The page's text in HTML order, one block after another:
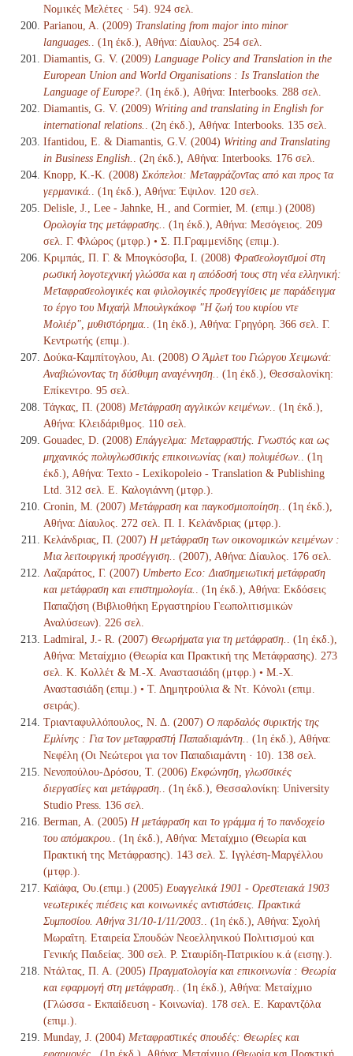
Νομικές Μελέτες · 54). 924 σελ.
Parianou, A. (2009) Translating from major into minor
languages.
. (1η έκδ.), Αθήνα: Δίαυλος. 254 σελ.
Diamantis, G. V. (2009) Language Policy and Translation in the
European Union and World Organisations : Is Translation the
Language of Europe? . (1η έκδ.), Αθήνα: Interbooks. 288 σελ.
Diamantis, G. V. (2009) Writing and translating in English for
international relations.
. (2η έκδ.), Αθήνα: Interbooks. 135 σελ.
Ifantidou, Ε. & Diamantis, G.V. (2004) Writing and Translating
in Business English.
. (2η έκδ.), Αθήνα: Interbooks. 176 σελ.
Knopp, K.-K. (2008) Σκόπελοι: Μεταφράζοντας από και προς τα
γερμανικά.
. (1η έκδ.), Αθήνα: Έψιλον. 120 σελ.
Delisle, J., Lee - Jahnke, H., and Cormier, M. (επιμ.) (2008)
Ορολογία της μετάφρασης.
. (1η έκδ.), Αθήνα: Μεσόγειος. 209
σελ. Γ. Φλώρος (μτφρ.) • Σ. Π.Γραμμενίδης (επιμ.).
Κριμπάς, Π. Γ. & Μπογκόσοβα, Ι. (2008) Φρασεολογισμοί στη
ρωσική λογοτεχνική γλώσσα και η απόδοσή τους στη νέα ελληνική:
Μεταφρασεολογικές και φιλολογικές προσεγγίσεις με παράδειγμα
το έργο του Μιχαήλ Μπουλγκάκοφ "Η ζωή του κυρίου ντε
Μολιέρ", μυθιστόρημα.
. (1η έκδ.), Αθήνα: Γρηγόρη. 366 σελ. Γ.
Κεντρωτής (επιμ.).
Δούκα-Καμπίτογλου, Αι. (2008) Ο Άμλετ του Γιώργου Χειμωνά:
Αναβιώνοντας τη δύσθυμη αναγέννηση.
. (1η έκδ.), Θεσσαλονίκη:
Επίκεντρο. 95 σελ.
Τάγκας, Π. (2008) Μετάφραση αγγλικών κειμένων.
. (1η έκδ.),
Αθήνα: Κλειδάριθμος. 110 σελ.
Gouadec, D. (2008) Επάγγελμα: Μεταφραστής. Γνωστός και ως
μηχανικός πολυγλωσσικής επικοινωνίας (και) πολυμέσων.
. (1η
έκδ.), Αθήνα: Texto - Lexikopoleio - Translation & Publishing
Ltd. 312 σελ. Ε. Καλογιάννη (μτφρ.).
Cronin, M. (2007) Μετάφραση και παγκοσμιοποίηση.
. (1η έκδ.),
Αθήνα: Δίαυλος. 272 σελ. Π. Ι. Κελάνδριας (μτφρ.).
Κελάνδριας, Π. (2007) Η μετάφραση των οικονομικών κειμένων :
Μια λειτουργική προσέγγιση.
. (2007), Αθήνα: Δίαυλος. 176 σελ.
Λαζαράτος, Γ. (2007) Umberto Eco: Διασημειωτική μετάφραση
και μετάφραση και επιστημολογία.
. (1η έκδ.), Αθήνα: Εκδόσεις
Παπαζήση (Βιβλιοθήκη Εργαστηρίου Γεωπολιτισμικών
Αναλύσεων). 226 σελ.
Ladmiral, J.- R. (2007) Θεωρήματα για τη μετάφραση.
. (1η έκδ.),
Αθήνα: Μεταίχμιο (Θεωρία και Πρακτική της Μετάφρασης). 273
σελ. Κ. Κολλέτ & Μ.-Χ. Αναστασιάδη (μτφρ.) • Μ.-Χ.
Αναστασιάδη (επιμ.) • Τ. Δημητρούλια & Ντ. Κόνολι (επιμ.
σειράς).
Τριανταφυλλόπουλος, Ν. Δ. (2007) Ο παρδαλός συρικτής της
Εμλίνης : Για τον μεταφραστή Παπαδιαμάντη.
. (1η έκδ.), Αθήνα:
Νεφέλη (Οι Νεώτεροι για τον Παπαδιαμάντη · 10). 138 σελ.
Νενοπούλου-Δρόσου, Τ. (2006) Εκφώνηση, γλωσσικές
διεργασίες και μετάφραση.
. (1η έκδ.), Θεσσαλονίκη: University
Studio Press. 136 σελ.
Berman, A. (2005) Η μετάφραση και το γράμμα ή το πανδοχείο
του απόμακρου.
. (1η έκδ.), Αθήνα: Μεταίχμιο (Θεωρία και
Πρακτική της Μετάφρασης). 143 σελ. Σ. Ιγγλέση-Μαργέλλου
(μτφρ.).
Καϊάφα, Ου.(επιμ.) (2005) Ευαγγελικά 1901 - Ορεστειακά 1903
νεωτερικές πιέσεις και κοινωνικές αντιστάσεις. Πρακτικά
Συμποσίου. Αθήνα 31/10-1/11/2003.
. (1η έκδ.), Αθήνα: Σχολή
Μωραΐτη. Εταιρεία Σπουδών Νεοελληνικού Πολιτισμού και
Γενικής Παιδείας. 300 σελ. Ρ. Σταυρίδη-Πατρικίου κ.ά (εισηγ.).
Ντάλτας, Π. Α. (2005) Πραγματολογία και επικοινωνία : Θεωρία
και εφαρμογή στη μετάφραση.
. (1η έκδ.), Αθήνα: Μεταίχμιο
(Γλώσσα - Εκπαίδευση - Κοινωνία). 178 σελ. Ε. Καραντζόλα
(επιμ.).
Munday, J. (2004) Μεταφραστικές σπουδές: Θεωρίες και